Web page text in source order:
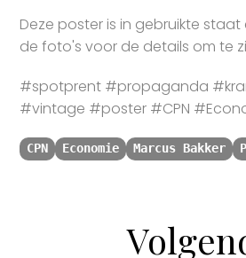
Deze poster is in gebruikte
de foto's voor de details om te
#spotprent #propaganda
#vintage #poster #CPN
CPN Economie Marcus Bakker